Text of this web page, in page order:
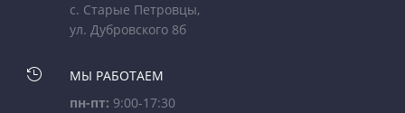
с. Старые Петровцы,
ул. Дубровского 8б

МЫ РАБОТАЕМ
пн-пт: 9:00-17:30